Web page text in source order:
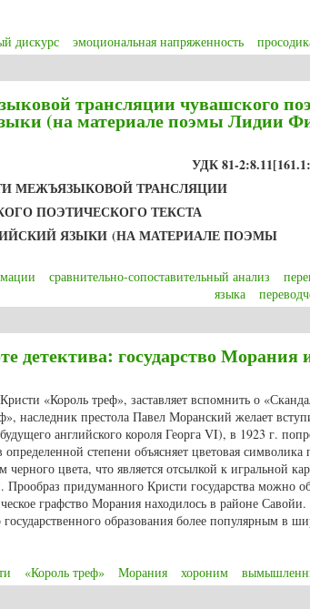
дискурс эмоциональная напряженность
трансляции чувашского
(на материале поэмы Лидии
УДК 81-
МЕЖЪЯЗЫКОВОЙ ТРАНСЛЯЦИИ
ПОЭТИЧЕСКОГО ТЕКСТА
ЯЗЫКИ (НА МАТЕРИАЛЕ ПОЭМЫ
сравнительно-сопоставительный анализ
языка
детектива: государство Морания
«Король треф», заставляет вспомнить о
наследник престола Павел Моранский желает
английского короля Георга VI), в 1923 г.
степени объясняет цветовая символика
цвета, что является отсылкой к игральной
Прообраз придуманного Кристи государства можно
графство Морания находилось в районе Савойи.
образования более популярным в
«Король треф» Морания хороним